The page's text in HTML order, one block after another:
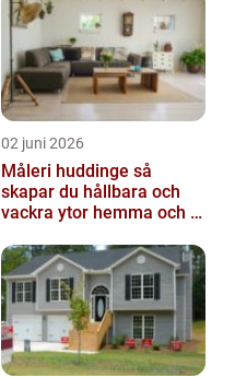
02 juni 2026
Måleri huddinge så
skapar du hållbara och
vackra ytor hemma och i